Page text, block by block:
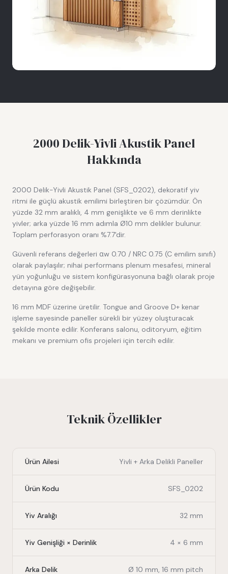
2000 Delik-Yivli Akustik Panel
Hakkında
2000 Delik-Yivli Akustik Panel (SFS_0202), dekoratif yiv
ritmi ile güçlü akustik emilimi birleştiren bir çözümdür. Ön
yüzde 32 mm aralıklı, 4 mm genişlikte ve 6 mm derinlikte
yivler; arka yüzde 16 mm adımla Ø10 mm delikler bulunur.
Toplam perforasyon oranı %7.7'dir.
Güvenli referans değerleri αw 0.70 / NRC 0.75 (C emilim sınıfı)
olarak paylaşılır; nihai performans plenum mesafesi, mineral
yün yoğunluğu ve sistem konfigürasyonuna bağlı olarak proje
detayına göre değişebilir.
16 mm MDF üzerine üretilir. Tongue and Groove D+ kenar
işleme sayesinde paneller sürekli bir yüzey oluşturacak
şekilde monte edilir. Konferans salonu, oditoryum, eğitim
mekanı ve premium ofis projeleri için tercih edilir.
Teknik Özellikler
Ürün Ailesi Yivli + Arka Delikli Paneller
Ürün Kodu SFS_0202
Yiv Aralığı 32 mm
Yiv Genişliği × Derinlik 4 × 6 mm
Arka Delik Ø 10 mm, 16 mm pitch